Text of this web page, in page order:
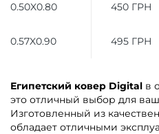
0.50X0.80 450 ГРН
0.57X0.90 495 ГРН
Египетский ковер Digital в
это отличный выбор для
Изготовленный из
обладает отличными